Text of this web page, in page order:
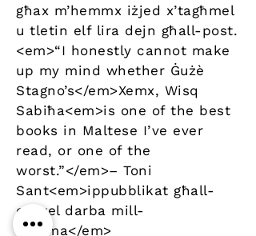
għax m’hemmx iżjed x’tagħmel
u tletin elf lira dejn għall-post.
<em>“I honestly cannot make
up my mind whether Ġużè
Stagno’s</em>Xemx, Wisq
Sabiħa<em>is one of the best
books in Maltese I’ve ever
read, or one of the
worst.”</em>– Toni
Sant<em>ippubblikat għall-
ewwel darba mill-
Minima</em>